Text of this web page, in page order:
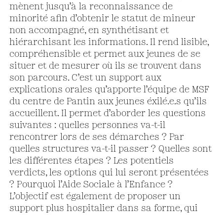
mènent jusqu’à la reconnaissance de
minorité afin d’obtenir le statut de mineur
non accompagné, en synthétisant et
hiérarchisant les informations. Il rend lisible,
compréhensible et permet aux jeunes de se
situer et de mesurer où ils se trouvent dans
son parcours. C’est un support aux
explications orales qu’apporte l’équipe de MSF
du centre de Pantin aux jeunes éxilé.e.s qu’ils
accueillent. Il permet d’aborder les questions
suivantes : quelles personnes va-t-il
rencontrer lors de ses démarches ? Par
quelles structures va-t-il passer ? Quelles sont
les différentes étapes ? Les potentiels
verdicts, les options qui lui seront présentées
? Pourquoi l’Aide Sociale à l’Enfance ?
L’objectif est également de proposer un
support plus hospitalier dans sa forme, qui